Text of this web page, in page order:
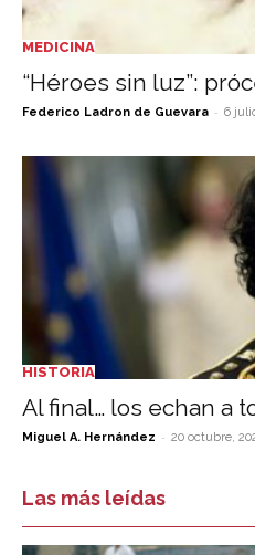
MEDICINA
“Héroes sin luz”:
Federico Ladron de Guevara - 6
HISTORIA
Al final… los echan a
Miguel A. Hernández - 20 octubre,
Las más leídas